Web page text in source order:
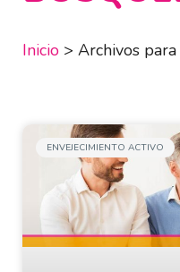
Inicio > Archivos
ENVEJECIMIENTO ACTIVO